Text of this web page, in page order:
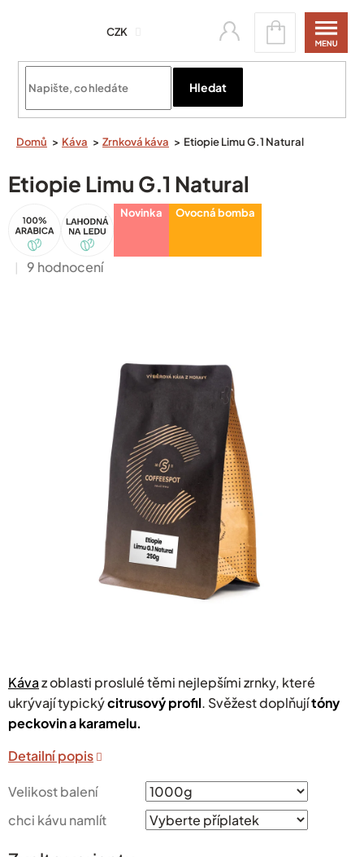
CZK
Hledat
Nákupní
košík
Domů Káva Zrnková káva Etiopie Limu G.1 Natural
Etiopie Limu G.1 Natural
Novinka
Arabica
Ovocná bomba
Průměrné
9 hodnocení
Velikost balení
chci kávu namlít
Kávaz oblasti proslulé těmi nejlepšími zrnky, které
ukrývají typickýcitrusový profil. Svěžest doplňujítóny
peckovin a karamelu.